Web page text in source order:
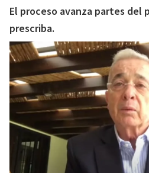
El proceso avanza partes del
prescriba.